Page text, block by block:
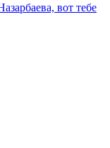
вот тебе